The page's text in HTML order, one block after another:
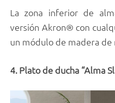
La zona inferior de
versión Akron® con
un módulo de madera de
4. Plato de ducha “Alma